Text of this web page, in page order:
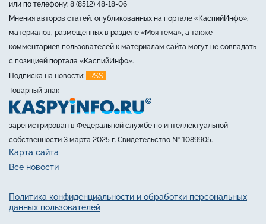
или по телефону: 8 (8512) 48-18-06
Мнения авторов статей, опубликованных на портале «КаспийИнфо»,
материалов, размещённых в разделе «Моя тема», а также
комментариев пользователей к материалам сайта могут не совпадать
с позицией портала «КаспийИнфо».
Подписка на новости:
RSS
Товарный знак
зарегистрирован в Федеральной службе по интеллектуальной
собственности 3 марта 2025 г. Свидетельство № 1089905.
Карта сайта
Все новости
Политика конфиденциальности и обработки персональных
данных пользователей